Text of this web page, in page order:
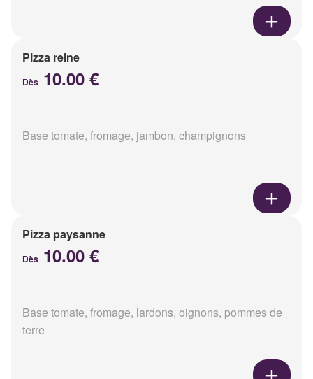
Pizza reine
Dès 10.00 €
Base tomate, fromage, jambon, champignons
Pizza paysanne
Dès 10.00 €
Base tomate, fromage, lardons, oignons, pommes de
terre